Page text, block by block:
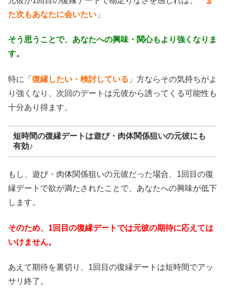
た次もあなたに会いたい 」
そう思うことで、あなたへの興味・関心もより強くなりま
す。
特に「 復縁したい・検討している 」方ならその気持ちがよ
り強くなり、次回のデートは元彼から誘ってくる可能性も
十分あり得ます。
短時間の復縁デートは遊び・肉体関係狙いの元彼にも
有効♪
もし、遊び・肉体関係狙いの元彼だった場合、1回目の復
縁デートで欲が満たされたことで、あなたへの興味が低下
します。
そのため、1回目の復縁デートでは元彼の期待に応えては
いけません。
あえて期待を裏切り、1回目の復縁デートは短時間でアッ
サリ終了。